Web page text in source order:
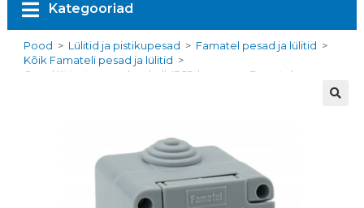
Kategooriad
Pood > Lülitid ja pistikupesad > Famatel pesad ja lülitid >
Kõik Famateli pesad ja lülitid >
Grupilüliti, pinnapealne, hall, IP55, kaanega, Famatel